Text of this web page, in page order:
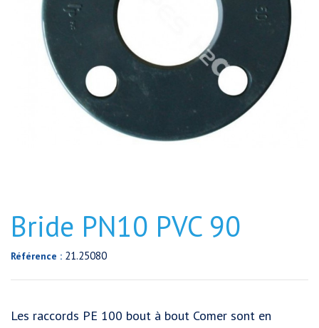
Bride PN10 PVC 90
Référence : 21.25080
Les raccords PE 100 bout à bout Comer sont en